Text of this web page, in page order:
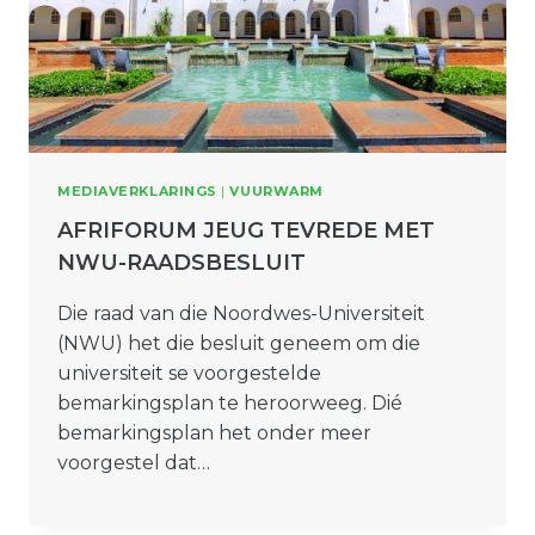
MEDIAVERKLARINGS |VUURWARM
AFRIFORUM JEUG TEVREDE MET
NWU-RAADSBESLUIT
Die raad van die Noordwes-Universiteit
(NWU) het die besluit geneem om die
universiteit se voorgestelde
bemarkingsplan te heroorweeg. Dié
bemarkingsplan het onder meer
voorgestel dat…